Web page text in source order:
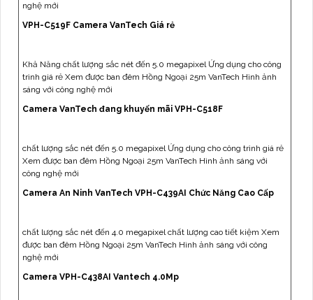
nghệ mới
VPH-C519F Camera VanTech Giá rẻ
Khả Năng chất lượng sắc nét đến 5.0 megapixel Ứng dụng cho công
trình giá rẻ Xem được ban đêm Hồng Ngoại 25m VanTech Hình ảnh
sáng với công nghệ mới
Camera VanTech đang khuyến mãi VPH-C518F
chất lượng sắc nét đến 5.0 megapixel Ứng dụng cho công trình giá rẻ
Xem được ban đêm Hồng Ngoại 25m VanTech Hình ảnh sáng với
công nghệ mới
Camera An Ninh VanTech VPH-C439AI Chức Năng Cao Cấp
chất lượng sắc nét đến 4.0 megapixel chất lượng cao tiết kiệm Xem
được ban đêm Hồng Ngoại 25m VanTech Hình ảnh sáng với công
nghệ mới
Camera VPH-C438AI Vantech 4.0Mp